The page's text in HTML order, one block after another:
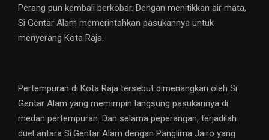
Perang pun kembali berkobar. Dengan menitikkan air mata,
Si Gentar Alam memerintahkan pasukannya untuk
menyerang Kota Raja.
Pertempuran di Kota Raja tersebut dimenangkan oleh Si
Gentar Alam yang memimpin langsung pasukannya di
medan pertempuran. Dan selama peperangan, terjadilah
duel antara Si.Gentar Alam dengan Panglima Jairo yang